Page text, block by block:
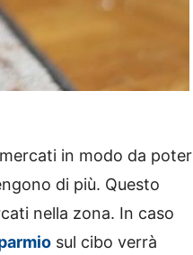
in modo da poter
di più. Questo
nella zona. In caso
sul cibo verrà